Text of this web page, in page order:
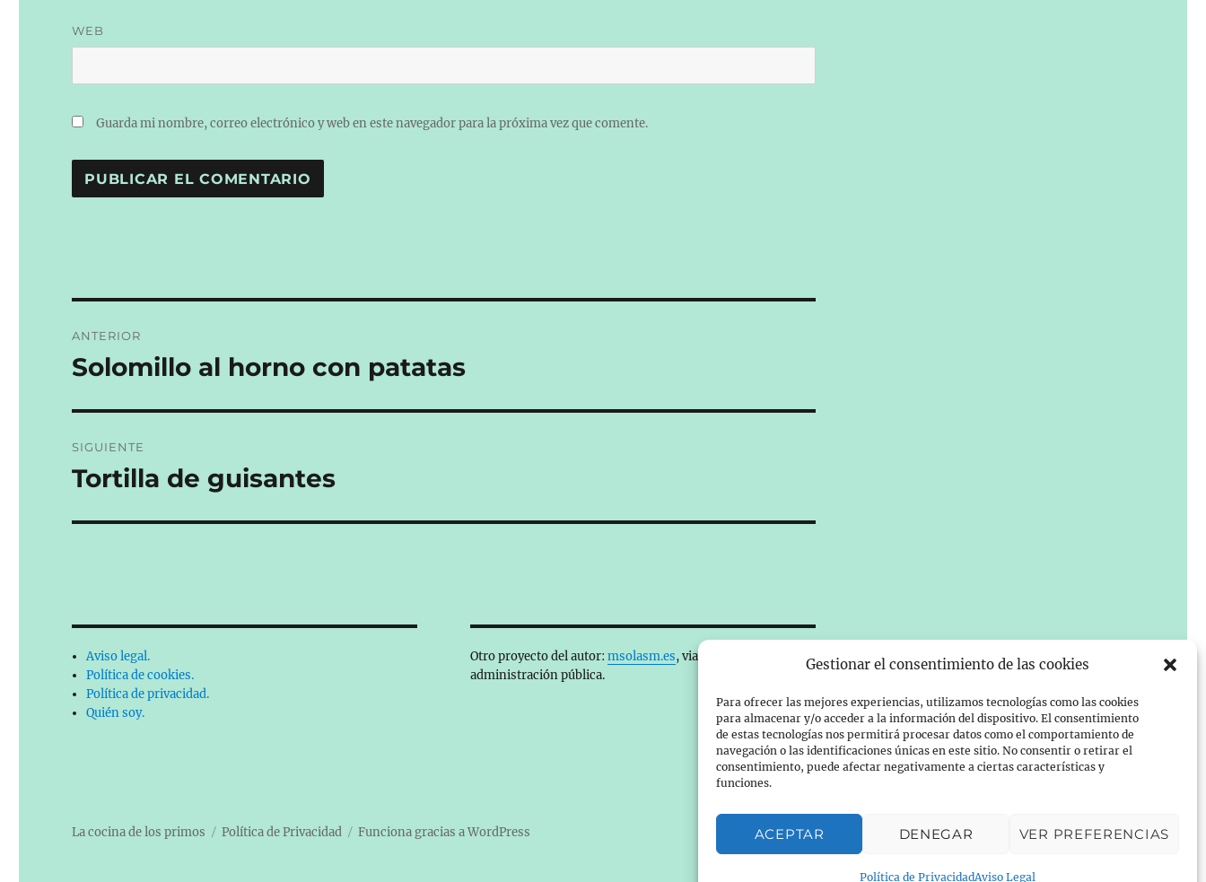
Gestionar el consentimiento de las cookies
Para ofrecer las mejores experiencias, utilizamos tecnologías como las cookies
para almacenar y/o acceder a la información del dispositivo. El consentimiento
de estas tecnologías nos permitirá procesar datos como el comportamiento de
navegación o las identificaciones únicas en este sitio. No consentir o retirar el
consentimiento, puede afectar negativamente a ciertas características y
funciones.
ACEPTAR DENEGAR VER PREFERENCIAS
Política de PrivacidadAviso Legal
WEB
Guarda mi nombre, correo electrónico y web en este navegador para la próxima vez que comente.
de
ANTERIOR
Entrada
Solomillo al horno con patatas
SIGUIENTE
Entrada
Tortilla de guisantes
Aviso legal.
Política de cookies.
Política de privacidad.
Quién soy.
Otro proyecto del autor:msolasm.es, viajes, informática y
administración pública.
La cocina de los primos Política de Privacidad Funciona gracias a WordPress